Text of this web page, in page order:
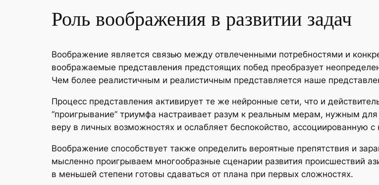
Роль воображения в развитии задач
Воображение является связью между отвлеченными потребностями и
воображаемые представления предстоящих побед преобразует
Чем более реалистичным и реалистичным представляется наше
Процесс представления активирует те же нейронные сети, что и
“проигрывание” триумфа настраивает разум к реальным мерам, нужным
веру в личных возможностях и ослабляет беспокойство, ассоциированную с
Воображение способствует также определить вероятные препятствия и
мысленно проигрываем многообразные сценарии развития происшествий
в меньшей степени готовы сдаваться от плана при первых сложностях.